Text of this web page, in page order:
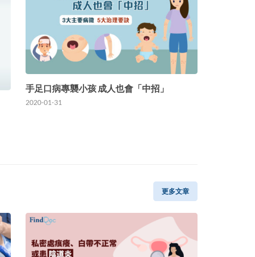
手足口病專襲小孩 成人也會「中招」
2020-01-31
更多文章